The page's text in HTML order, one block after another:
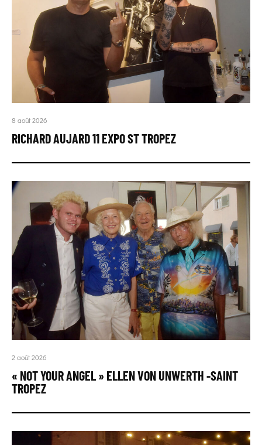
8 août 2026
RICHARD AUJARD 11 EXPO ST TROPEZ
2 août 2026
« NOT YOUR ANGEL » ELLEN VON UNWERTH -SAINT
TROPEZ